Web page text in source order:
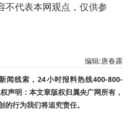
不代表本网观点，仅供参
编辑:唐春露
闻线索，24小时报料热线400-800-
声明：本文章版权归属央广网所有，
行为我们将追究责任。